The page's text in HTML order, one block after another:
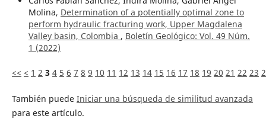
Molina, Determination of a potentially optimal zone to
perform hydraulic fracturing work, Upper Magdalena
Valley basin, Colombia , Boletín Geológico: Vol. 49 Núm.
1 (2022)
<< < 1 2 3 4 5 6 7 8 9 10 11 12 13 14 15 16 17 18 19 20 21 22 23
También puede Iniciar una búsqueda de similitud avanzada
para este artículo.